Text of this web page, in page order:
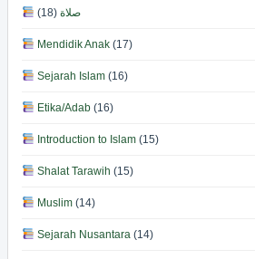
صلاة (18)
Mendidik Anak(17)
Sejarah Islam(16)
Etika/Adab(16)
Introduction to Islam(15)
Shalat Tarawih (15)
Muslim(14)
Sejarah Nusantara (14)